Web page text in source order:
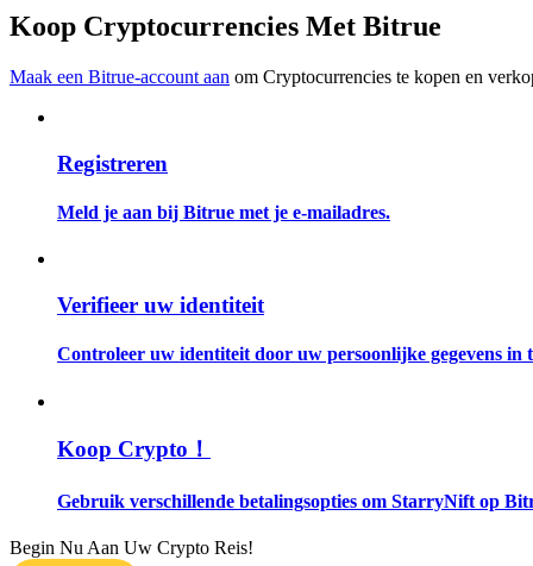
Word een Copy Trader
Informatie
Big data-analyse inclusief handelsinformatie, enz.
Koop Cryptocurrencies Met Bitrue
Maak een Bitrue-account aan om Cryptocurrencies te kopen en
Registreren
Meld je aan bij Bitrue met je e-mailadres.
Verifieer uw identiteit
Controleer uw identiteit door uw persoonlijke gegevens in
Koop Crypto！
Gebruik verschillende betalingsopties om StarryNift op
Begin Nu Aan Uw Crypto Reis!